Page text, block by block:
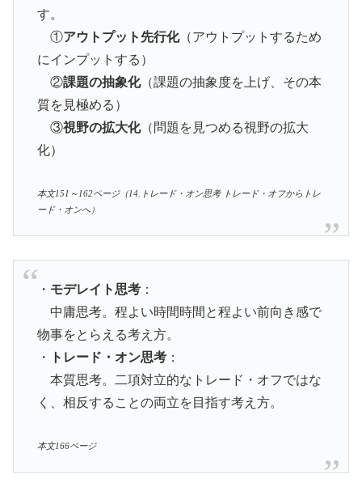
す。
①アウトプット先行化（アウトプットするため
にインプットする）
②課題の抽象化（課題の抽象度を上げ、その本
質を見極める）
③視野の拡大化（問題を見つめる視野の拡大
化）
本文151～162ページ（14.トレード・オン思考 トレード・オフからトレ
ード・オンへ）
・ モデレイト思考：
中庸思考。程よい時間時間と程よい前向き感で
物事をとらえる考え方。
・
トレード・オン思考：
本質思考。二項対立的なトレード・オフではな
く、相反することの両立を目指す考え方。
本文166ページ